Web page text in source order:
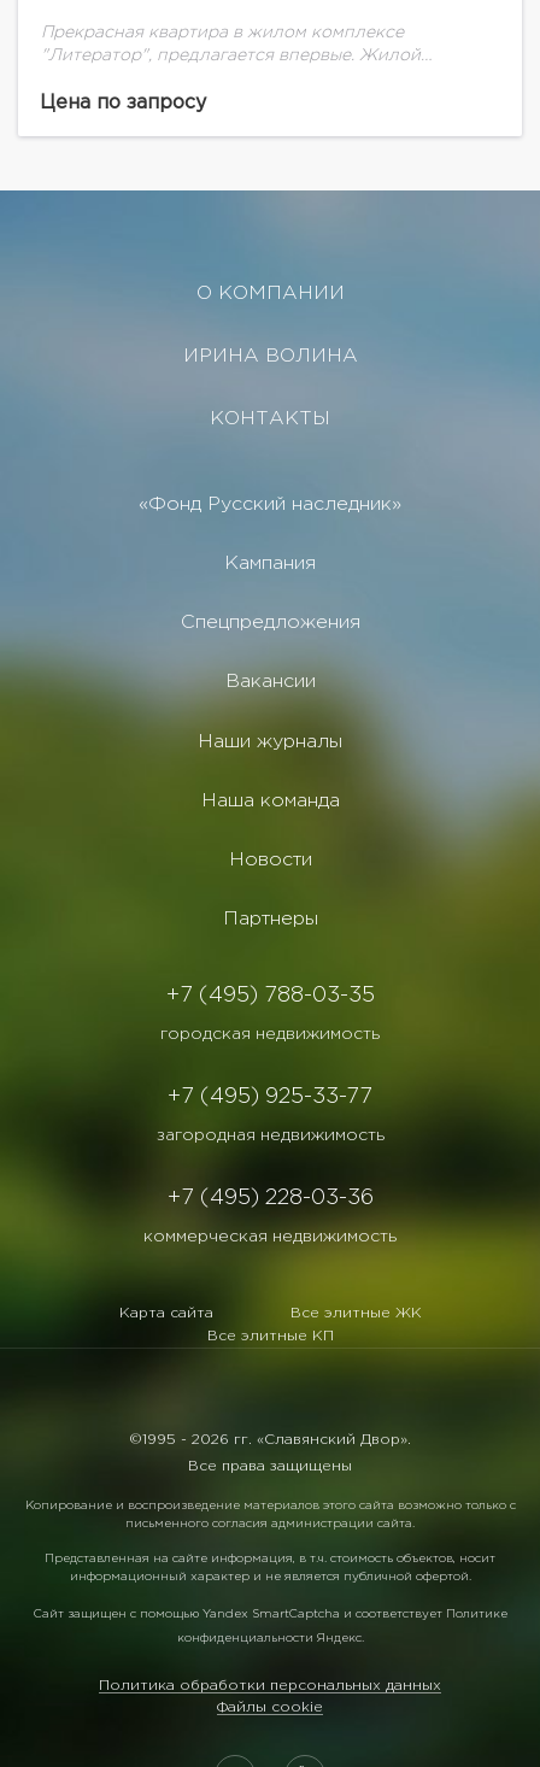
Прекрасная квартира в жилом комплексе
"Литератор", предлагается впервые. Жилой
паркингом, просторный двор для прогулок, двор
Цена по запросу
О КОМПАНИИ
ИРИНА ВОЛИНА
КОНТАКТЫ
«Фонд Русский наследник»
Кампания
Спецпредложения
Вакансии
Наши журналы
Наша команда
Новости
Партнеры
+7 (495) 788-03-35
городская недвижимость
+7 (495) 925-33-77
загородная недвижимость
+7 (495) 228-03-36
коммерческая недвижимость
Карта сайта
Все элитные ЖК
Все элитные КП
©1995 - 2026 гг. «Славянский Двор».
Все права защищены
Копирование и воспроизведение материалов этого сайта возможно только с
письменного согласия администрации сайта.
Представленная на сайте информация, в т.ч. стоимость объектов, носит
информационный характер и не является публичной офертой.
Сайт защищен с помощью Yandex SmartCaptcha и соответствует Политике
конфиденциальности Яндекс.
Политика обработки персональных данных
Файлы cookie